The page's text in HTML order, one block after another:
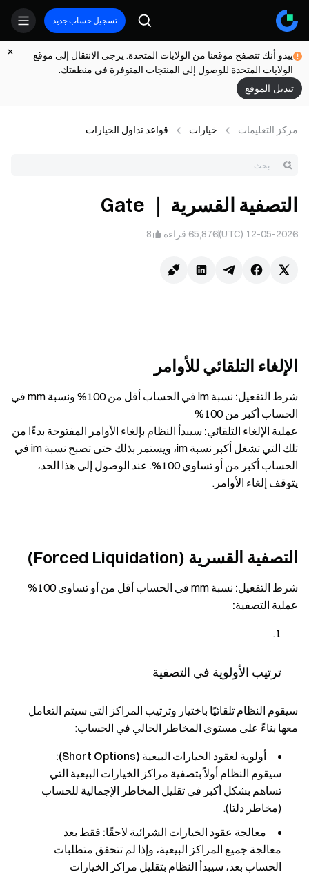
تسجيل حساب جديد
يبدو أنك تتصفح موقعنا من الولايات المتحدة. يرجى الانتقال إلى موقع
الولايات المتحدة للوصول إلى المنتجات المتوفرة في منطقتك.
تبديل الموقع
مركز التعلیمات خيارات قواعد تداول الخيارات
التصفية القسرية ｜ Gate
12-05-2026 (UTC)
65,876 قراءة 8
الإلغاء التلقائي للأوامر
شرط التفعيل:
نسبة im في الحساب أقل من 100% ونسبة mm في
الحساب أكبر من 100%
عملية الإلغاء التلقائي: سيبدأ النظام بإلغاء الأوامر المفتوحة بدءًا من
تلك التي تشغل أكبر نسبة im، ويستمر بذلك حتى تصبح نسبة im في
الحساب أكبر من أو تساوي 100%. عند الوصول إلى هذا الحد،
يتوقف إلغاء الأوامر.
التصفية القسرية (Forced Liquidation)
شرط التفعيل: نسبة mm في الحساب أقل من أو تساوي 100%
عملية التصفية:
ترتيب الأولوية في التصفية
سيقوم النظام تلقائيًا باختيار وترتيب المراكز التي سيتم التعامل
معها بناءً على مستوى المخاطر الحالي في الحساب:
أولوية لعقود الخيارات البيعية (Short Options):
سيقوم النظام أولاً بتصفية مراكز الخيارات البيعية التي
تساهم بشكل أكبر في تقليل المخاطر الإجمالية للحساب
(مخاطر دلتا).
معالجة عقود الخيارات الشرائية لاحقًا: فقط بعد
معالجة جميع المراكز البيعية، وإذا لم تتحقق متطلبات
الحساب بعد، سيبدأ النظام بتقليل مراكز الخيارات